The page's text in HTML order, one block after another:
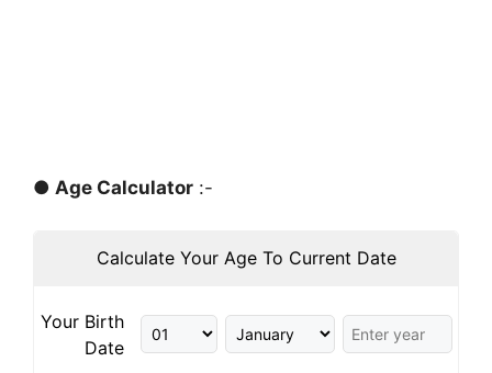
● Age Calculator :-
Calculate Your Age To Current Date
Your Birth
Date